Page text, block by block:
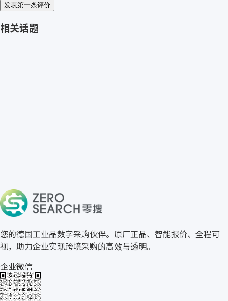
发表第一条评价
相关话题
关于零搜
您的德国工业品数字采购伙伴。原厂正品、智能报价、全程可
视，助力企业实现跨境采购的高效与透明。
企业微信